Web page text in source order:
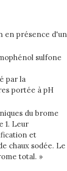
en présence d'un
sulfone
par la
portée à pH
du brome
1. Leur
et
chaux sodée. Le
total. »